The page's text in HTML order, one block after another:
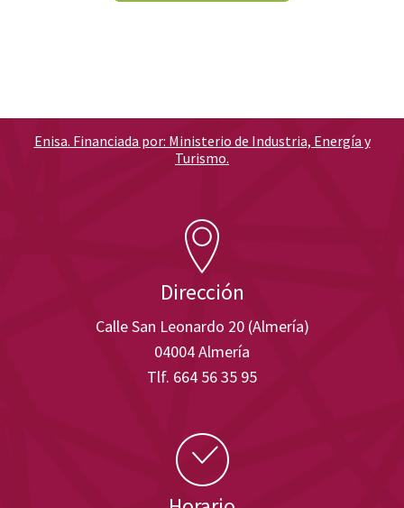
Dirección
Calle San Leonardo 20 (Almería)
04004 Almería
Tlf. 664 56 35 95
Enisa. Financiada por: Ministerio de Industria, Energía y
Turismo.